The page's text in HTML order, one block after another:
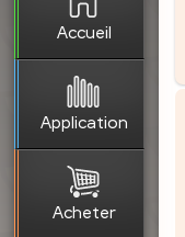
Accueil
Application
Acheter